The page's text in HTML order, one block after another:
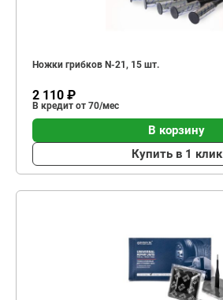
Ножки грибков N-21, 15 шт.
2 110 ₽
В кредит от 70/мес
В корзину
Купить в 1 клик